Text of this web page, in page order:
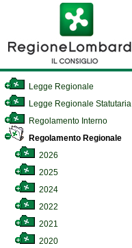
Legge Regionale
Legge Regionale Statutaria
Regolamento Interno
Regolamento Regionale
2026
2025
2024
2022
2021
2020